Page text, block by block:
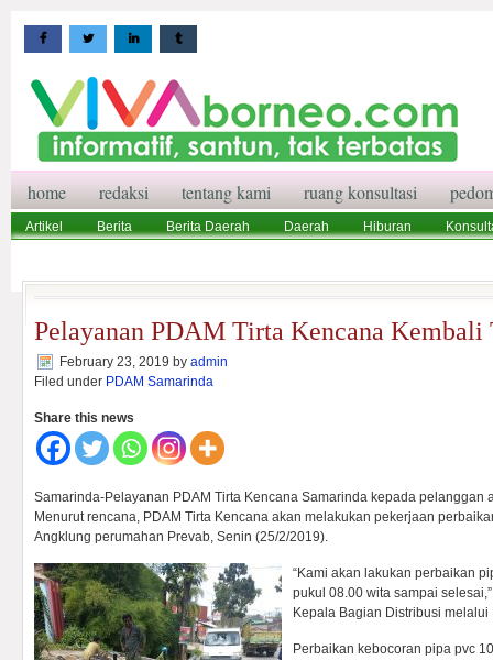
home redaksi tentang kami ruang konsultasi
Artikel Berita Berita Daerah Daerah Hiburan
Pelayanan PDAM Tirta Kencana Kembali
February 23, 2019 by admin
Filed under PDAM Samarinda
Share this news
Samarinda-Pelayanan PDAM Tirta Kencana Samarinda kepada pelanggan
Menurut rencana, PDAM Tirta Kencana akan melakukan pekerjaan
Angklung perumahan Prevab, Senin (25/2/2019).
“Kami akan lakukan perbaikan
pukul 08.00 wita sampai
Kepala Bagian Distribusi melalui
Perbaikan kebocoran pipa pvc